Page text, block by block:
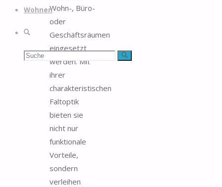
Wohnen
Suche
Suchen Suche
Wohn-, Büro-
oder
Geschäftsräumen
eingesetzt
werden. Mit
ihrer
charakteristischen
Faltoptik
bieten sie
nicht nur
funktionale
Vorteile,
sondern
verleihen